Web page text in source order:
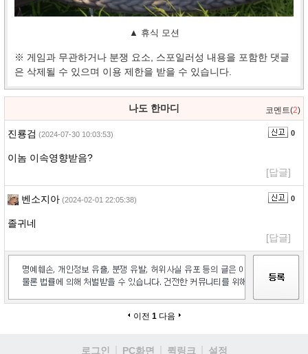
▲ 휴식 모션
※ 게임과 무관하거나 분쟁 요소, 스포일러성 내용을 포함한 댓글
은 삭제될 수 있으며 이용 제한을 받을 수 있습니다.
나도 한마디 코멘트(2)
진룡검 (2024-07-30 10:03:53) 0
이놈 이속영향받음?
[답글]
벤소지아 (2024-02-01 22:05:38) 0
졸귀네
[답글]
이전 1 다음
로그인 PC화면 퀵링크 설정